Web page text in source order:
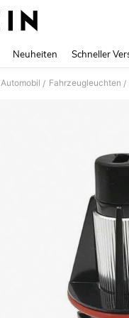
Neuheiten Schneller
Automobil / Fahrzeugleuchten /